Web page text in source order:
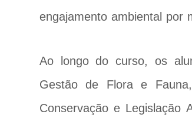
engajamento ambiental por
Ao longo do curso, os
Gestão de Flora e
Conservação e Legislação